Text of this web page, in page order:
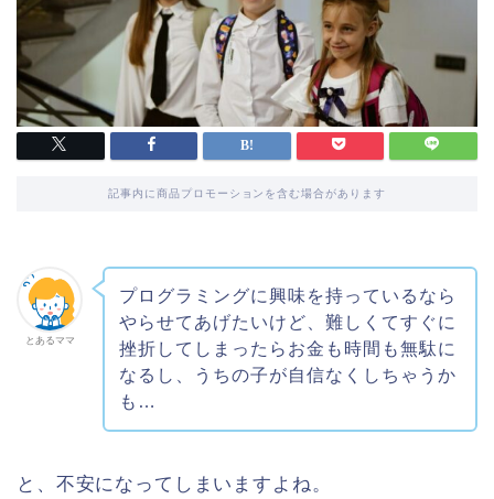
記事内に商品プロモーションを含む場合があります
とあるママ
プログラミングに興味を持っているなら
やらせてあげたいけど、難しくてすぐに
挫折してしまったらお金も時間も無駄に
なるし、うちの子が自信なくしちゃうか
も…
と、不安になってしまいますよね。